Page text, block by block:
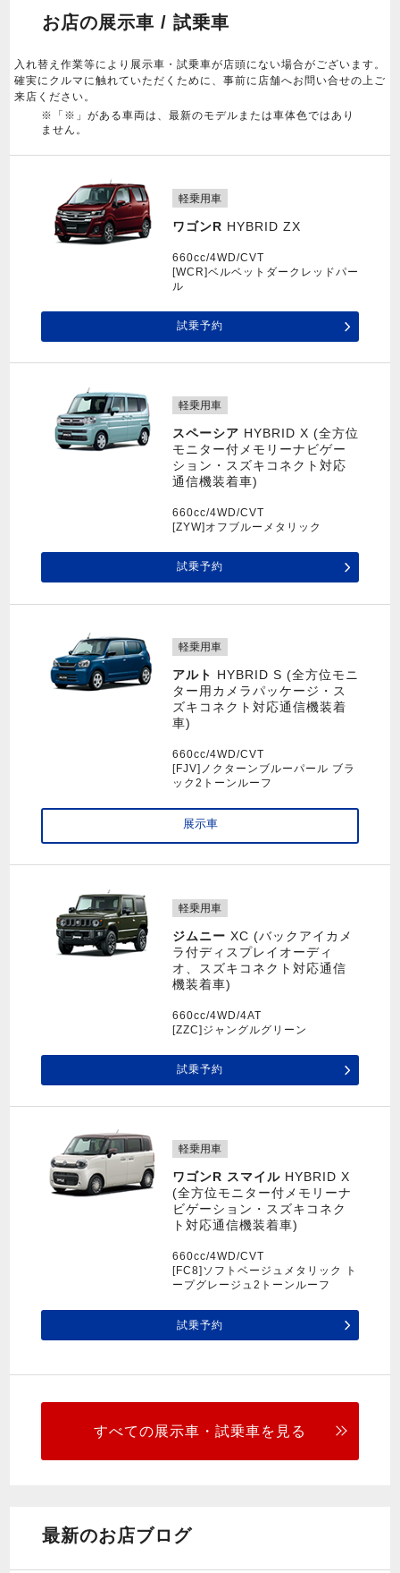
お店の展示車 / 試乗車
入れ替え作業等により展示車・試乗車が店頭にない場合がございます。
確実にクルマに触れていただくために、事前に店舗へお問い合せの上ご
来店ください。
※「※」がある車両は、最新のモデルまたは車体色ではあり
ません。
軽乗用車
ワゴンR HYBRID ZX
660cc/4WD/CVT
[WCR]ベルベットダークレッドパー
ル
試乗予約
軽乗用車
スペーシア HYBRID X (全方位
モニター付メモリーナビゲー
ション・スズキコネクト対応
通信機装着車)
660cc/4WD/CVT
[ZYW]オフブルーメタリック
試乗予約
軽乗用車
アルト HYBRID S (全方位モニ
ター用カメラパッケージ・ス
ズキコネクト対応通信機装着
車)
660cc/4WD/CVT
[FJV]ノクターンブルーパール ブラ
ック2トーンルーフ
展示車
軽乗用車
ジムニー XC (バックアイカメ
ラ付ディスプレイオーディ
オ、スズキコネクト対応通信
機装着車)
660cc/4WD/4AT
[ZZC]ジャングルグリーン
試乗予約
軽乗用車
ワゴンR スマイルHYBRID X
(全方位モニター付メモリーナ
ビゲーション・スズキコネク
ト対応通信機装着車)
660cc/4WD/CVT
[FC8]ソフトベージュメタリック ト
ープグレージュ2トーンルーフ
試乗予約
すべての展示車・試乗車を見る
最新のお店ブログ